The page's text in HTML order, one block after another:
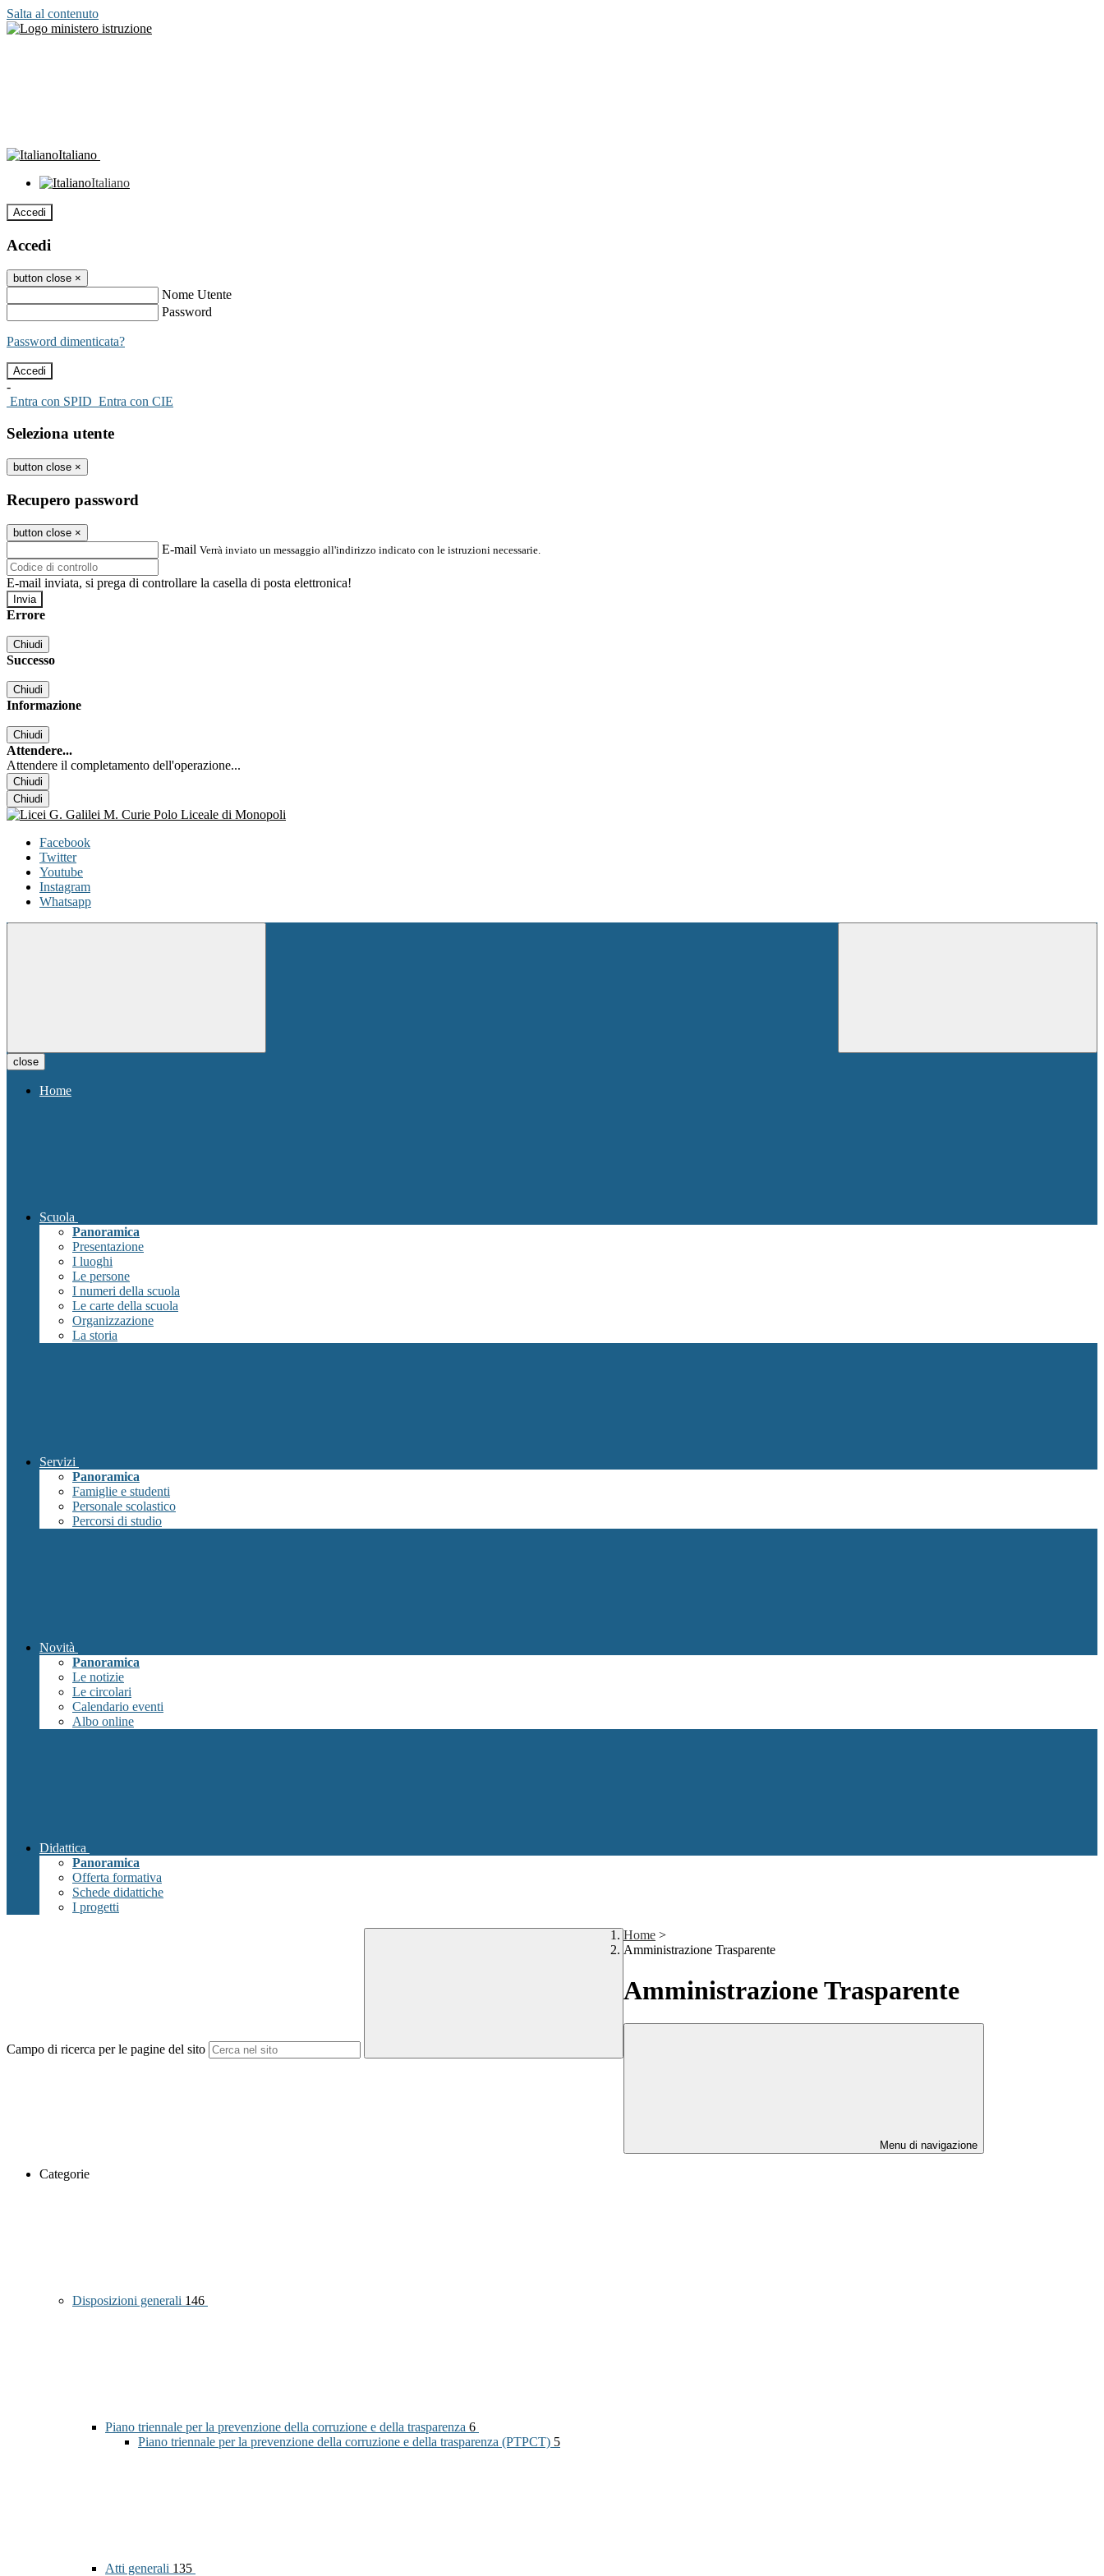
Salta al contenuto
Italiano
Italiano
Accedi
Accedi
button close ×
Nome Utente
Password
Password dimenticata?
-
Entra con SPID Entra con CIE
Seleziona utente
button close ×
Recupero password
button close ×
E-mail Verrà inviato un messaggio all'indirizzo indicato con le istruzioni necessarie.
E-mail inviata, si prega di controllare la casella di posta elettronica!
Errore
Chiudi
Successo
Chiudi
Informazione
Chiudi
Attendere...
Attendere il completamento dell'operazione...
Chiudi
Chiudi
Facebook
Twitter
Youtube
Instagram
Whatsapp
close
Home
Scuola
Panoramica
Presentazione
I luoghi
Le persone
I numeri della scuola
Le carte della scuola
Organizzazione
La storia
Servizi
Panoramica
Famiglie e studenti
Personale scolastico
Percorsi di studio
Novità
Panoramica
Le notizie
Le circolari
Calendario eventi
Albo online
Didattica
Panoramica
Offerta formativa
Schede didattiche
I progetti
Campo di ricerca per le pagine del sito
Home >
Amministrazione Trasparente
Amministrazione Trasparente
Menu di navigazione
Categorie
Disposizioni generali 146
Piano triennale per la prevenzione della corruzione e della trasparenza 6
Piano triennale per la prevenzione della corruzione e della trasparenza (PTPCT) 5
Atti generali 135